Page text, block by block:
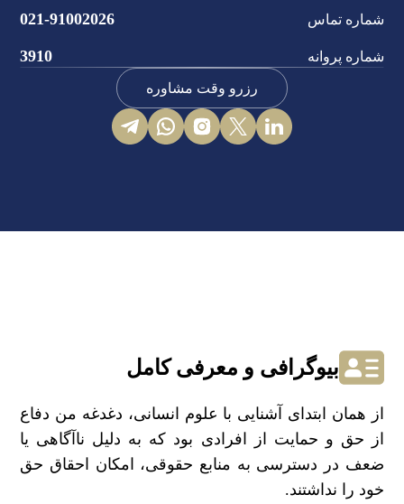
شماره تماس 021-91002026
شماره پروانه 3910
رزرو وقت مشاوره
بیوگرافی و معرفی کامل
از همان ابتدای آشنایی با علوم انسانی، دغدغه من دفاع
از حق و حمایت از افرادی بود که به دلیل ناآگاهی یا
ضعف در دسترسی به منابع حقوقی، امکان احقاق حق
خود را نداشتند.